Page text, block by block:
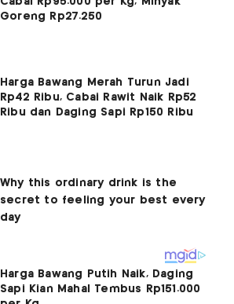
Goreng Rp27.250
Harga Bawang Merah Turun Jadi
Rp42 Ribu, Cabai Rawit Naik Rp52
Ribu dan Daging Sapi Rp150 Ribu
Harga Bawang Putih Naik, Daging
Sapi Kian Mahal Tembus Rp151.000